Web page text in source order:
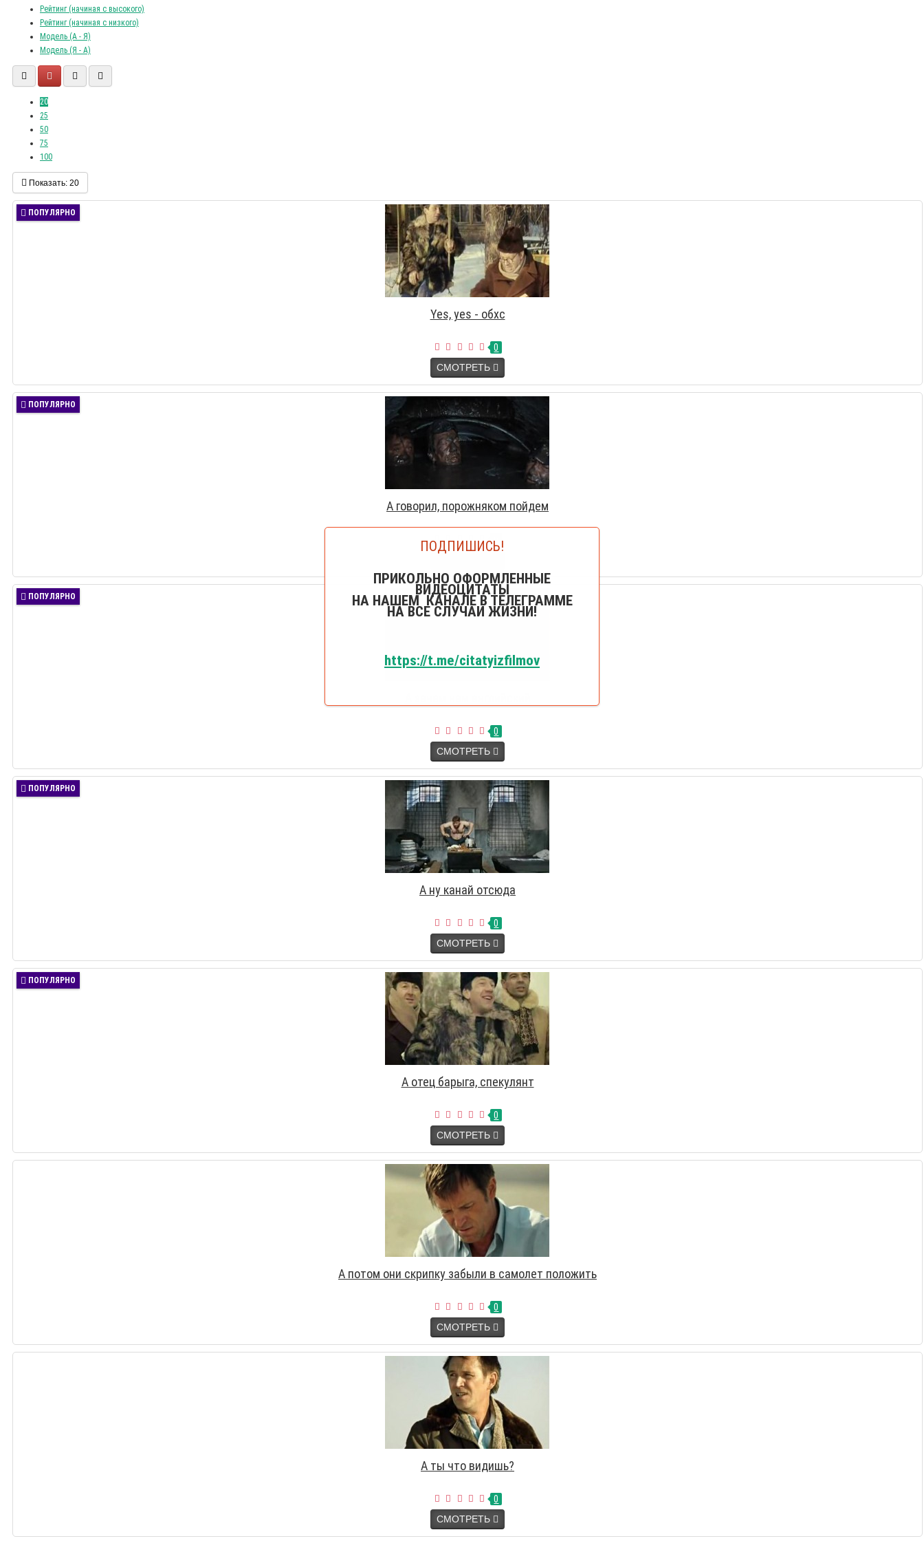
Рейтинг (начиная с высокого)
Рейтинг (начиная с низкого)
Модель (А - Я)
Модель (Я - А)
20
25
50
75
100
Показать: 20
ПОПУЛЯРНО
Yes, yes - обхс
0
СМОТРЕТЬ
ПОПУЛЯРНО
А говорил, порожняком пойдем
0
ПОПУЛЯРНО
0
СМОТРЕТЬ
ПОПУЛЯРНО
А ну канай отсюда
0
СМОТРЕТЬ
ПОПУЛЯРНО
А отец барыга, спекулянт
0
СМОТРЕТЬ
А потом они скрипку забыли в самолет положить
0
СМОТРЕТЬ
А ты что видишь?
0
СМОТРЕТЬ
ПОДПИШИСЬ!
ПРИКОЛЬНО ОФОРМЛЕННЫЕ
ВИДЕОЦИТАТЫ
НА НАШЕМ КАНАЛЕ В ТЕЛЕГРАММЕ
НА ВСЕ СЛУЧАИ ЖИЗНИ!
https://t.me/citatyizfilmov